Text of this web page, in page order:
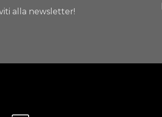
alla newsletter!